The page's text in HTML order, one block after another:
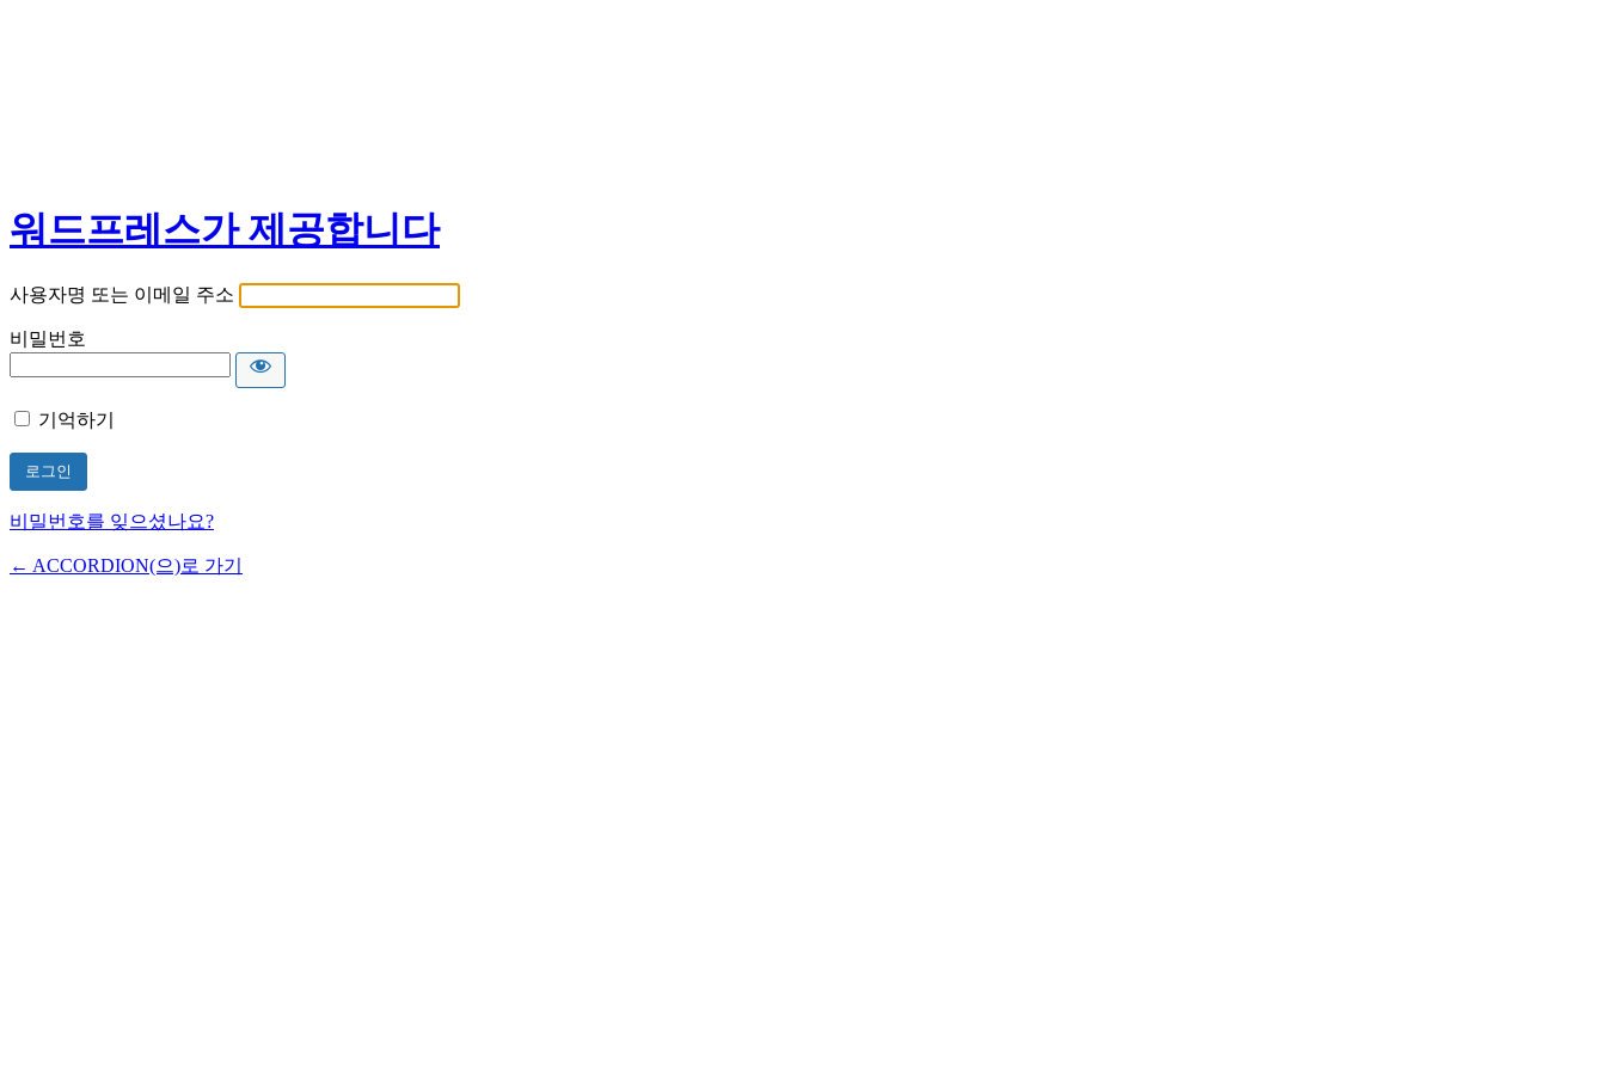
워드프레스가 제공합니다
사용자명 또는 이메일 주소
비밀번호
기억하기
비밀번호를 잊으셨나요?
← ACCORDION(으)로 가기